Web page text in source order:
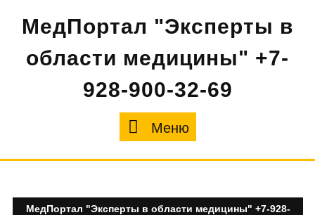
содержимому
МедПортал "Эксперты в
области медицины" +7-
928-900-32-69
Меню
МедПортал "Эксперты в области медицины" +7-928-